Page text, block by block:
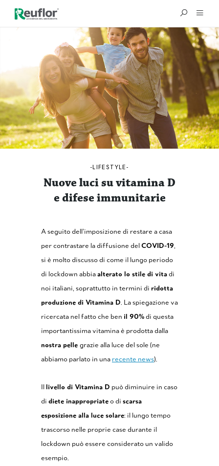
®
LIFESTYLE
Nuove luci su vitamina D
e difese immunitarie
A seguito dell’imposizione di restare a casa
per contrastare la diffusione delCOVID-19,
si è molto discusso di come il lungo periodo
di lockdown abbiaalterato lo stile di vitadi
noi italiani, soprattutto in termini di ridotta
produzione di Vitamina D. La spiegazione va
ricercata nel fatto che ben il 90%di questa
importantissima vitamina è prodotta dalla
nostra pelle grazie alla luce del sole (ne
abbiamo parlato in una recente news).
Il livello di Vitamina D può diminuire in caso
di diete inappropriateo di scarsa
esposizione alla luce solare: il lungo tempo
trascorso nelle proprie case durante il
lockdown può essere considerato un valido
esempio.